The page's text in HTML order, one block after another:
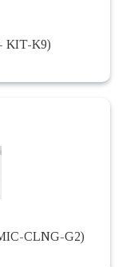
KIT-K9)
CLNG-G2)